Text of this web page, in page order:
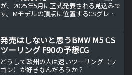
が、2025年5月に正式発表される見込みで
す。Mモデルの頂点に位置するCSグレー
ュール、限定台数まで最新情報を徹底解
説します。
発売はしないと思うBMW M5 CS
ツーリング F90の予想CG
どうして欧州の人は速いツーリング（ワ
ゴン）が好きなんだろうか？